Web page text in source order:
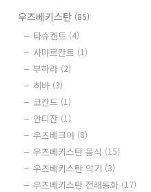
우즈베키스탄 (85)
타슈켄트 (4)
사마르칸트 (1)
부하라 (2)
히바 (3)
코칸드 (1)
안디잔 (1)
우즈베크어 (8)
우즈베키스탄 음식 (15)
우즈베키스탄 악기 (3)
우즈베키스탄 전래동화 (17)